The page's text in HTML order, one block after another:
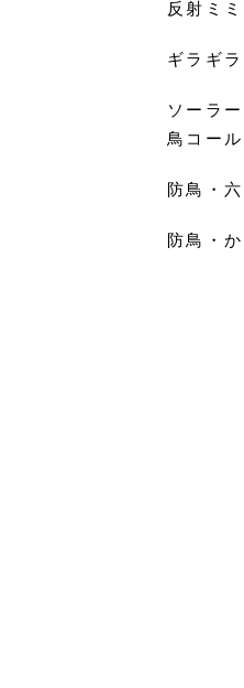
反射ミ
ギラギ
ソーラ
鳥コール
防鳥・
防鳥・